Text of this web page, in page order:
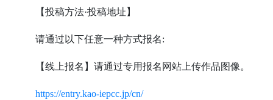
【投稿方法·投稿地址】
请通过以下任意一种方式报名:
【线上报名】请通过专用报名网站上传作品图像。
https://entry.kao-iepcc.jp/cn/